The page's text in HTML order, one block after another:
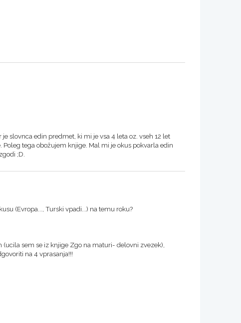
slovnca edin predmet, ki mi je vsa 4 leta oz. vseh 12 let
tega obožujem knjige. Mal mi je okus pokvarla edin
;D.
(Evropa..., Turski vpadi...) na temu roku?
sem se iz knjige Zgo na maturi- delovni zvezek),
na 4 vprasanja!!!